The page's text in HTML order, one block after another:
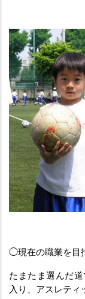
◯現在の職業を目
たまたま選んだ
入り、アスレテ